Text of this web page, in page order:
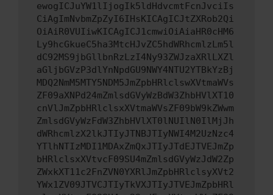
ewogICJuYW1lIjogIk5ldHdvcmtFcnJvciIs
CiAgImNvbmZpZyI6IHsKICAgICJtZXRob2Qi
OiAiR0VUIiwKICAgICJ1cmwiOiAiaHR0cHM6
Ly9hcGkueC5ha3MtcHJvZC5hdWRhcmlzLm5l
dC92MS9jbGllbnRzLzI4Ny93ZWJzaXRlLXZl
aGljbGVzP3dlYnNpdGU9NWY4NTU2YTBkYzBj
MDQ2NmM5MTY5NDM5JmZpbHRlclswXVtmaWVs
ZF09aXNPd24mZmlsdGVyWzBdW3ZhbHVlXT10
cnVlJmZpbHRlclsxXVtmaWVsZF09bW9kZWwm
ZmlsdGVyWzFdW3ZhbHVlXT0lNUIlN0IlMjJh
dWRhcmlzX2lkJTIyJTNBJTIyNWI4M2UzNzc4
YTlhNTIzMDI1MDAxZmQxJTIyJTdEJTVEJmZp
bHRlclsxXVtvcF09SU4mZmlsdGVyWzJdW2Zp
ZWxkXT11c2FnZVN0YXRlJmZpbHRlclsyXVt2
YWx1ZV09JTVCJTIyTkVXJTIyJTVEJmZpbHRl